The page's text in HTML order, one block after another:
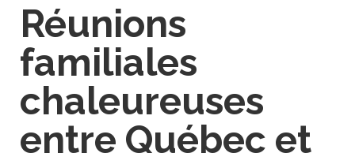
Our vacation rentals
Information
Contact us
Réunions
familiales
chaleureuses
entre Québec et